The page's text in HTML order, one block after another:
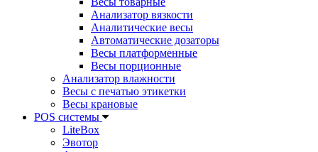
Анализатор вязкости
Аналитические весы
Автоматические дозаторы
Весы платформенные
Весы порционные
Анализатор влажности
Весы с печатью этикетки
Весы крановые
POS системы
LiteBox
Эвотор